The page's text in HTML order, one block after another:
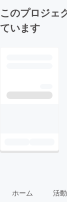
このプロジェ
ています
ホーム 活